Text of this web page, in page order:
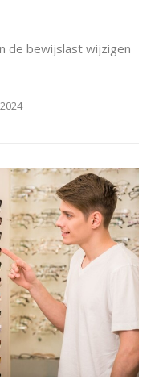
de bewijslast wijzigen